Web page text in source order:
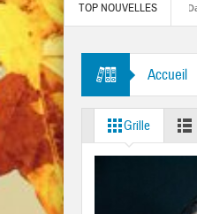
TOP NOUVELLES
The Warning, Made In The Dark et
“Mr. Tambourine Man” et “Like A
Accueil
Grille